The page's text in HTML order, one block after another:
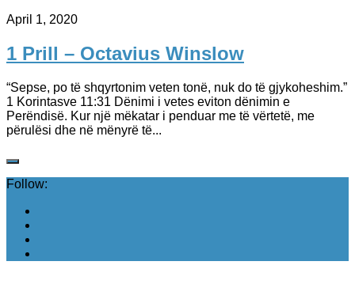
April 1, 2020
1 Prill – Octavius Winslow
“Sepse, po të shqyrtonim veten tonë, nuk do të gjykoheshim.”
1 Korintasve 11:31 Dënimi i vetes eviton dënimin e
Perëndisë. Kur një mëkatar i penduar me të vërtetë, me
përulësi dhe në mënyrë të...
Follow: